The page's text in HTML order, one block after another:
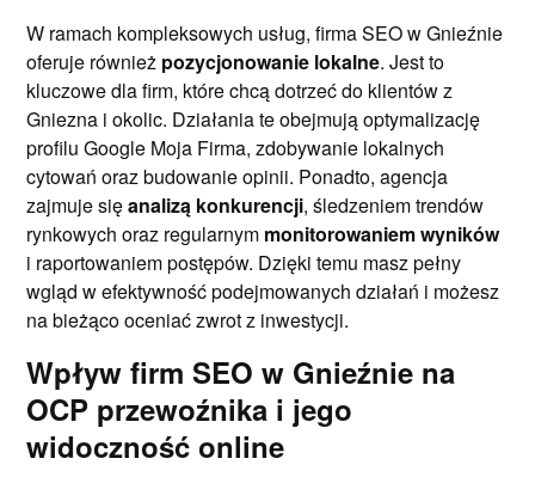
W ramach kompleksowych usług, firma SEO w Gnieźnie
oferuje również pozycjonowanie lokalne. Jest to
kluczowe dla firm, które chcą dotrzeć do klientów z
Gniezna i okolic. Działania te obejmują optymalizację
profilu Google Moja Firma, zdobywanie lokalnych
cytowań oraz budowanie opinii. Ponadto, agencja
zajmuje sięanalizą konkurencji, śledzeniem trendów
rynkowych oraz regularnym monitorowaniem wyników
i raportowaniem postępów. Dzięki temu masz pełny
wgląd w efektywność podejmowanych działań i możesz
na bieżąco oceniać zwrot z inwestycji.
Wpływ firm SEO w Gnieźnie na
OCP przewoźnika i jego
widoczność online